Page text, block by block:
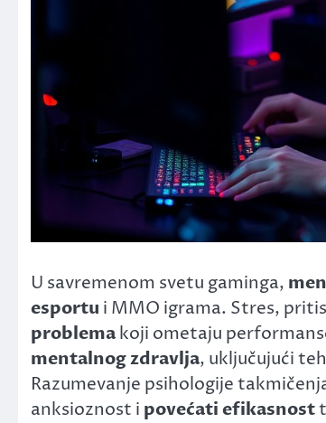
U savremenom svetu gaminga,
esportu i MMO igrama. Stres,
problemakoji ometaju
mentalnog zdravlja, uključujući
Razumevanje psihologije
anksioznost i povećati efikasnost